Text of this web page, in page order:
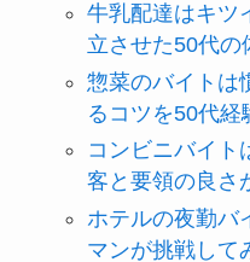
牛乳配達はキツ
立させた50代の
惣菜のバイトは
るコツを50代経
コンビニバイト
客と要領の良さ
ホテルの夜勤バ
マンが挑戦して